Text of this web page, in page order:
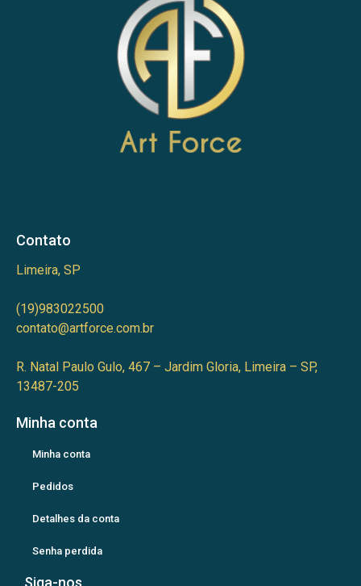
Contato
Limeira, SP
(19)983022500
contato@artforce.com.br
R. Natal Paulo Gulo, 467 – Jardim Gloria, Limeira – SP,
13487-205
Minha conta
Minha conta
Pedidos
Detalhes da conta
Senha perdida
Siga-nos